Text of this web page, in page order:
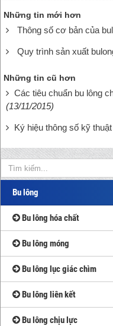
Những tin mới hơn
Thông số cơ bản của
Quy trình sản xuất
Những tin cũ hơn
Các tiêu chuẩn bu lông
(13/11/2015)
Ký hiệu thông số kỹ
Bu lông
Bu lông hóa chất
Bu lông móng
Bu lông lục giác chìm
Bu lông liên kết
Bu lông chịu lực